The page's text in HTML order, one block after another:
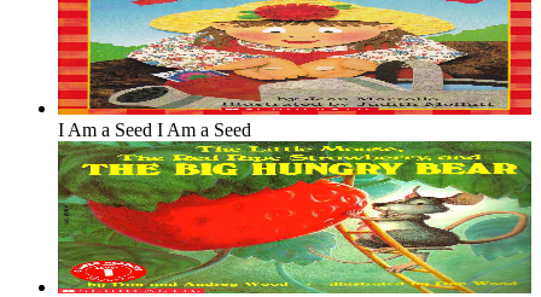
I Am a Seed I Am a Seed